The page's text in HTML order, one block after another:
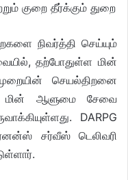
குறை தீர்க்கும் துறை
நிவர்த்தி செய்யும்
தற்போதுள்ள மின்
செயல்திறனை
மின் ஆளுமை சேவை
DARPG
சர்வீஸ் டெலிவரி